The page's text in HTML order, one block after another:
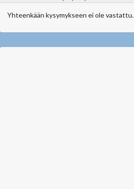
Yhteenkään kysymykseen ei ole vastattu.